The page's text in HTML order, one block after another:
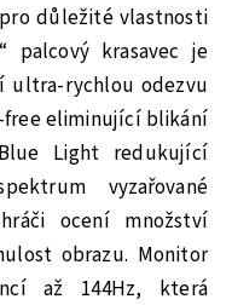
důležité vlastnosti
palcový krasavec je
ultra-rychlou odezvu
free eliminující blikání
Light redukující
vyzařované
ocení množství
obrazu. Monitor
až 144Hz, která